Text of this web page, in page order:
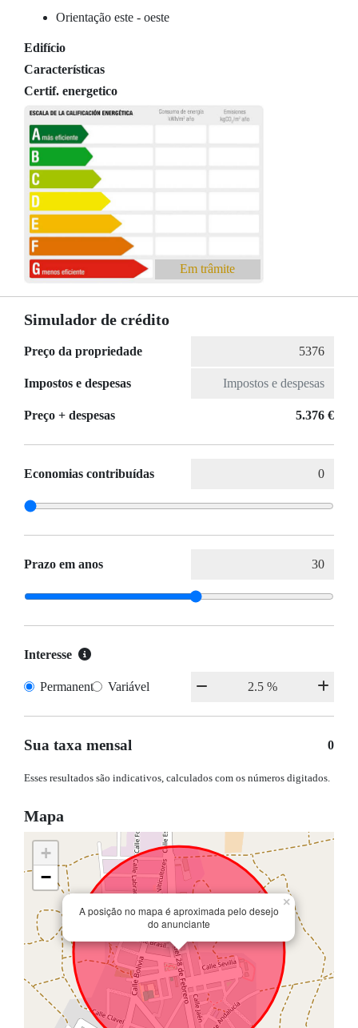
Orientação este - oeste
Edifício
Características
Certif. energetico
Em trâmite
Simulador de crédito
Preço da propriedade
Impostos e despesas
Preço + despesas 5.376 €
Economias contribuídas
Prazo em anos
Interesse
Permanente Variável
Sua taxa mensal 0
Esses resultados são indicativos, calculados com os números digitados.
Mapa
A posição no mapa é aproximada pelo desejo
do anunciante
×
+
−